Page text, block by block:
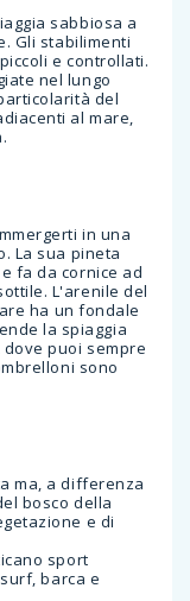
sabbiosa a
Gli stabilimenti
e controllati.
nel lungo
del
al mare,
in una
La sua pineta
fa da cornice ad
L'arenile del
ha un fondale
la spiaggia
puoi sempre
sono
ma, a differenza
bosco della
e di
sport
barca e